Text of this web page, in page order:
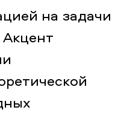
на задачи